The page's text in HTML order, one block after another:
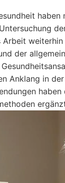
der
Anklang in